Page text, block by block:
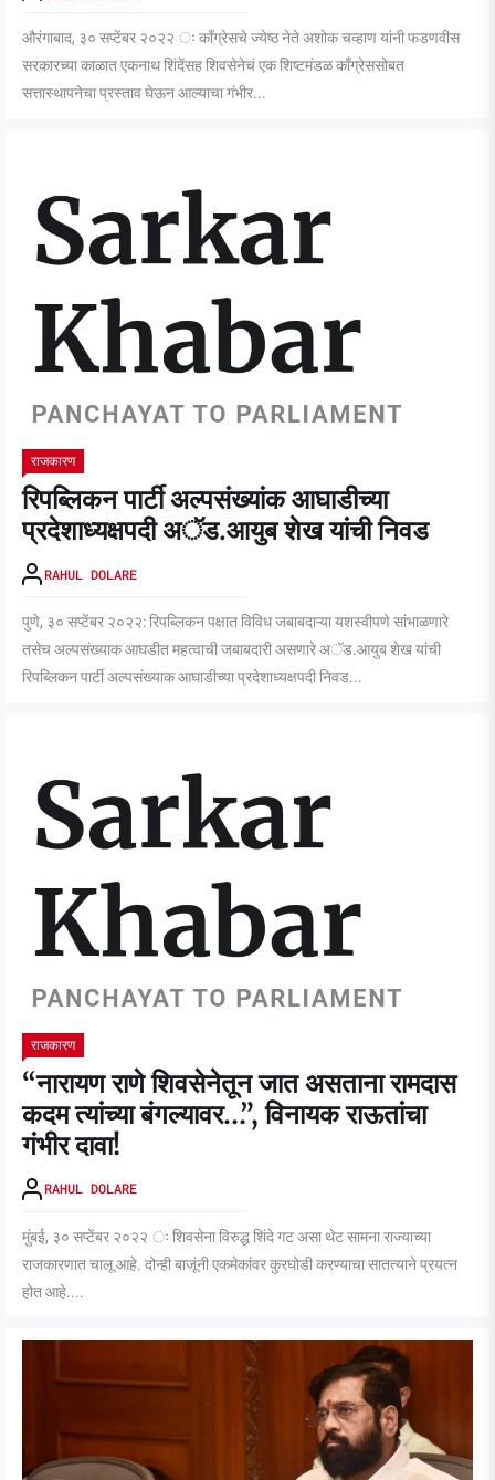
औरंगाबाद, ३० सप्टेंबर २०२२ ः काँग्रेसचे ज्येष्ठ नेते अशोक चव्हाण यांनी फडणवीस
सरकारच्या काळात एकनाथ शिंदेंसह शिवसेनेचं एक शिष्टमंडळ काँग्रेससोबत
सत्तास्थापनेचा प्रस्ताव घेऊन आल्याचा गंभीर...
राजकारण
रिपब्लिकन पार्टी अल्पसंख्यांक आघाडीच्या
प्रदेशाध्यक्षपदी अॅड.आयुब शेख यांची निवड
RAHUL DOLARE
पुणे, ३० सप्टेंबर २०२२: रिपब्लिकन पक्षात विविध जबाबदाऱ्या यशस्वीपणे सांभाळणारे
तसेच अल्पसंख्याक आघडीत महत्वाची जबाबदारी असणारे अॅड.आयुब शेख यांची
रिपब्लिकन पार्टी अल्पसंख्याक आघाडीच्या प्रदेशाध्यक्षपदी निवड...
राजकारण
“नारायण राणे शिवसेनेतून जात असताना रामदास
कदम त्यांच्या बंगल्यावर…”, विनायक राऊतांचा
गंभीर दावा!
RAHUL DOLARE
मुंबई, ३० सप्टेंबर २०२२ ः शिवसेना विरुद्ध शिंदे गट असा थेट सामना राज्याच्या
राजकारणात चालू आहे. दोन्ही बाजूंनी एकमेकांवर कुरघोडी करण्याचा सातत्याने प्रयत्न
होत आहे....